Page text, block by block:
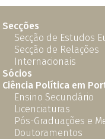
Secções
Secção de Estudos
Secção de Relações
Internacionais
Sócios
Ciência Política em
Ensino Secundário
Licenciaturas
Pós-Graduações e
Doutoramentos